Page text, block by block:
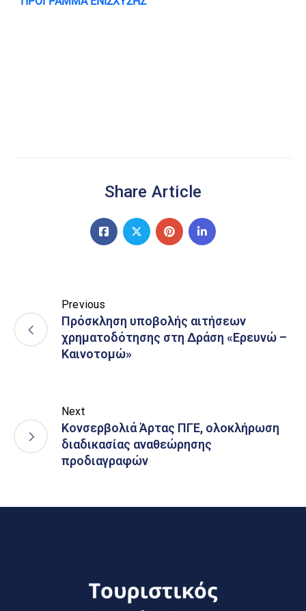
Share Article
Previous
Πρόσκληση υποβολής αιτήσεων
χρηματοδότησης στη Δράση «Ερευνώ –
Καινοτομώ»
Next
Κονσερβολιά Άρτας ΠΓΕ, ολοκλήρωση
διαδικασίας αναθεώρησης
προδιαγραφών